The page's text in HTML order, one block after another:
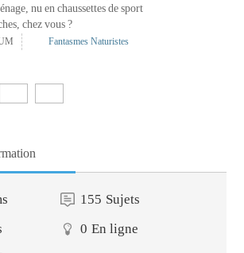
nu en chaussettes de sport
chez vous ?
Fantasmes Naturistes
155 Sujets
0 En ligne